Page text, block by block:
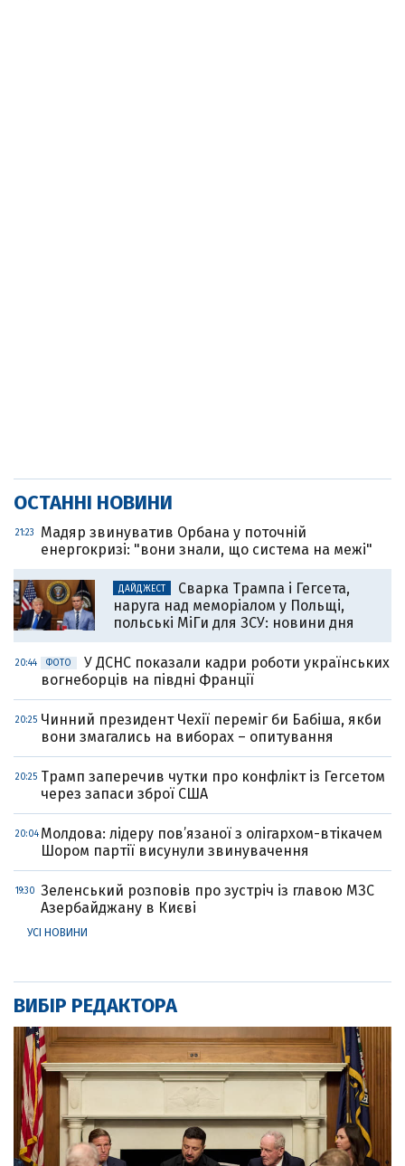
ОСТАННІ НОВИНИ
21:23
Мадяр звинуватив Орбана у поточній
енергокризі: "вони знали, що система на межі"
ДАЙДЖЕСТ
Сварка Трампа і Гегсета,
наруга над меморіалом у Польщі,
польські МіГи для ЗСУ: новини дня
20:44 ФОТО
У ДСНС показали кадри роботи українських
вогнеборців на півдні Франції
20:25 Чинний президент Чехії переміг би Бабіша, якби
вони змагались на виборах – опитування
20:25 Трамп заперечив чутки про конфлікт із Гегсетом
через запаси зброї США
20:04 Молдова: лідеру пов’язаної з олігархом-втікачем
Шором партії висунули звинувачення
19:30 Зеленський розповів про зустріч із главою МЗС
Азербайджану в Києві
УСІ НОВИНИ
ВИБІР РЕДАКТОРА